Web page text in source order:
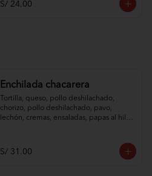
S/ 24.00
Enchilada chacarera
Tortilla, queso, pollo deshilachado,
chorizo, pollo deshilachado, pavo,
lechón, cremas, ensaladas, papas al hilo
S/ 31.00